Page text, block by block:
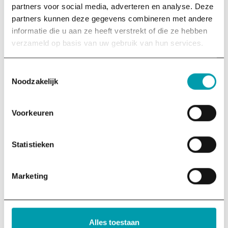
partners voor social media, adverteren en analyse. Deze
partners kunnen deze gegevens combineren met andere
informatie die u aan ze heeft verstrekt of die ze hebben
verzameld op basis van uw gebruik van hun services.
Noodzakelijk
Voorkeuren
Statistieken
Marketing
Alles toestaan
Onze boeken
De Trias Economica – paperback (NL) In De trias
economica geeft Babette Porcelijn zichzelf de…
Lezingen over duurzaamheid